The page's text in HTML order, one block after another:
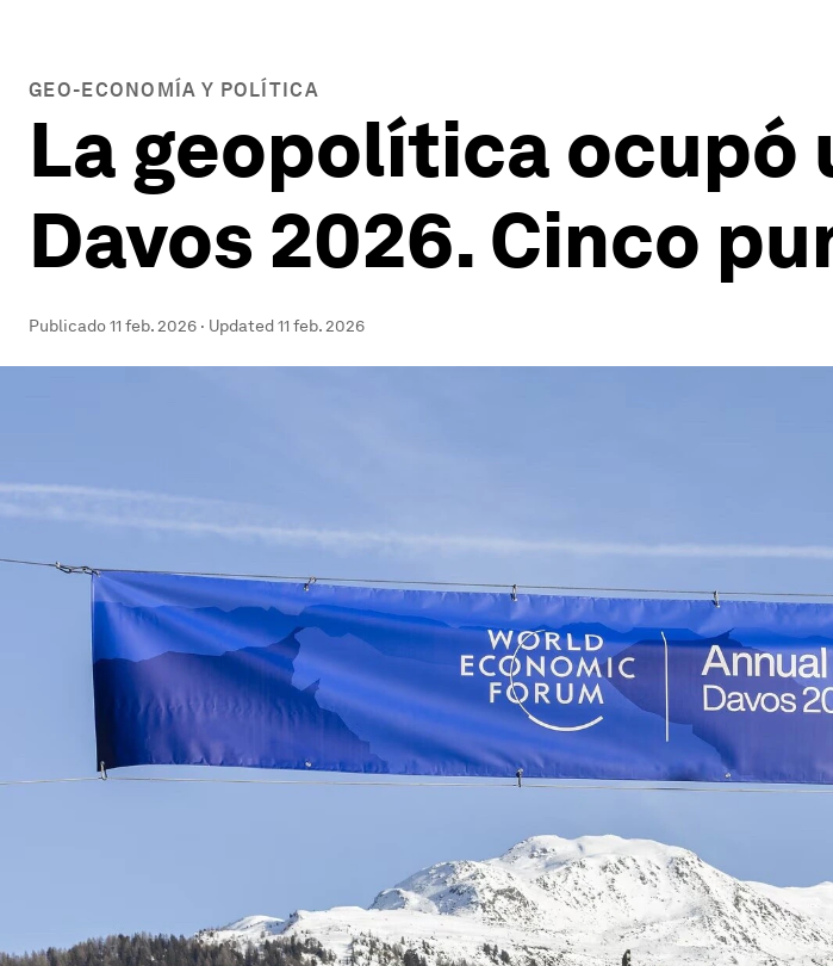
GEO-ECONOMÍA Y POLÍTICA
La geopolítica ocupó
Davos 2026. Cinco
Publicado11 feb. 2026 · Updated11 feb. 2026